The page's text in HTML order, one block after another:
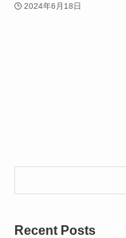
2024年6月18日
Recent Posts